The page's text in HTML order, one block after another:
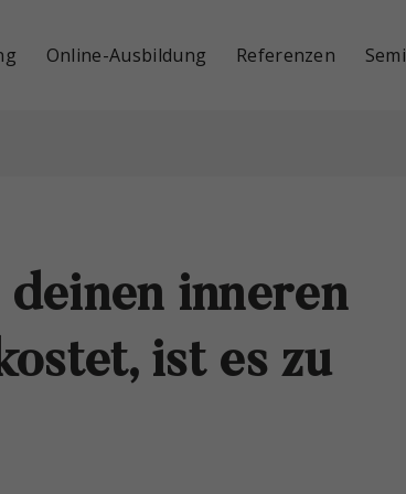
Online-Ausbildung Referenzen
deinen inneren
ist es zu